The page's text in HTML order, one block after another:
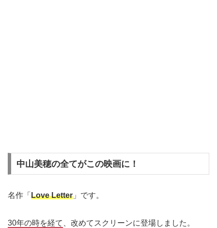
中山美穂の全てがこの映画に！
名作「 Love Letter 」です。
30年の時を経て 、改めてスクリーンに登場しました。